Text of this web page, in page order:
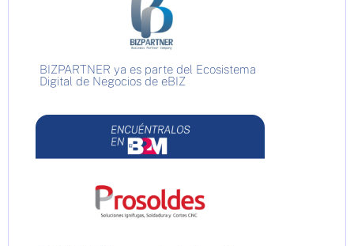
BIZPARTNER ya es parte del Ecosistema
Digital de Negocios de eBIZ